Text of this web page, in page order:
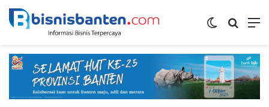
Switch skin